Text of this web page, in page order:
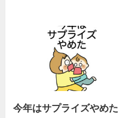
今年はサプライズやめた